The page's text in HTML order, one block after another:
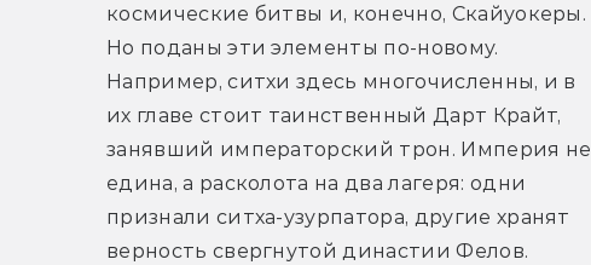
космические битвы и, конечно, Скайуокеры.
Но поданы эти элементы по-новому.
Например, ситхи здесь многочисленны, и в
их главе стоит таинственный Дарт Крайт,
занявший императорский трон. Империя не
едина, а расколота на два лагеря: одни
признали ситха-узурпатора, другие хранят
верность свергнутой династии Фелов.